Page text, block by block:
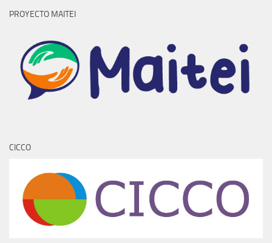
PROYECTO MAITEI
CICCO